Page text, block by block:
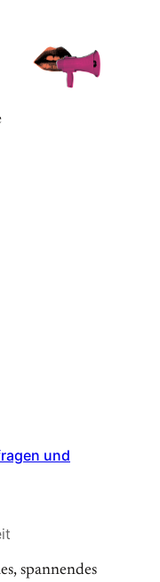
und
spannendes